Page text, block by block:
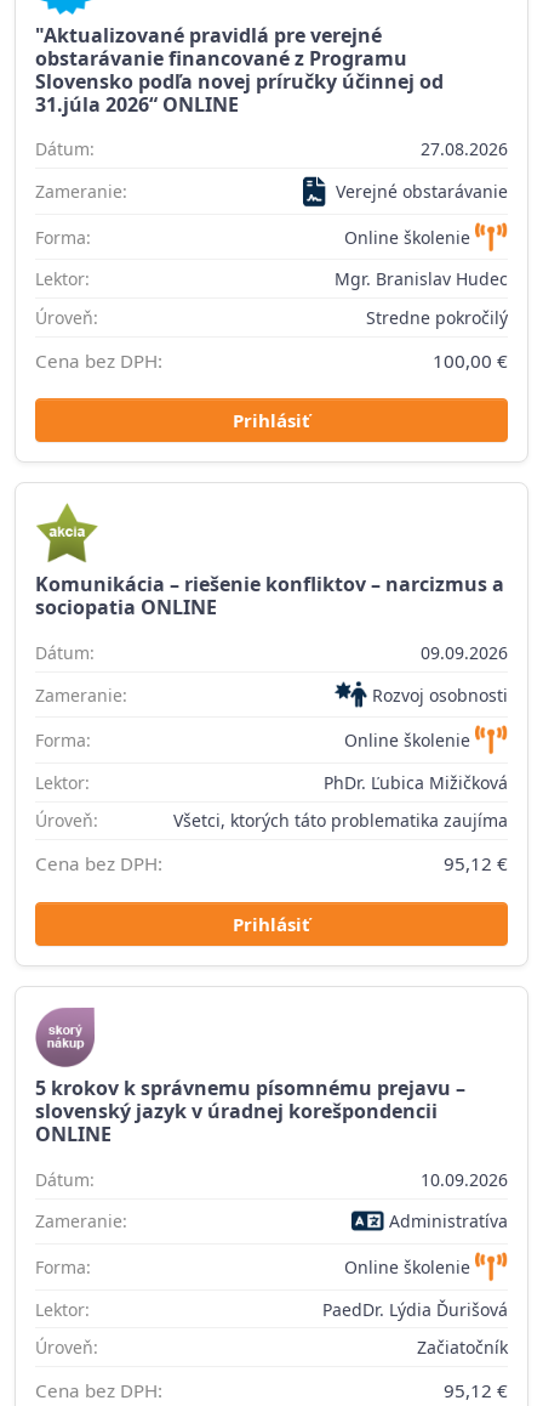
"Aktualizované pravidlá pre verejné
obstarávanie financované z Programu
Slovensko podľa novej príručky účinnej od
31.júla 2026“ ONLINE
Dátum:
27.08.2026
Zameranie:
Verejné obstarávanie
Forma:
Online školenie
Lektor:
Mgr. Branislav Hudec
Úroveň:
Stredne pokročilý
Cena bez DPH: 100,00 €
Prihlásiť
Komunikácia – riešenie konfliktov – narcizmus a
sociopatia ONLINE
Dátum:
09.09.2026
Zameranie:
Rozvoj osobnosti
Forma:
Online školenie
Lektor:
PhDr. Ľubica Mižičková
Úroveň:
Všetci, ktorých táto problematika zaujíma
Cena bez DPH: 95,12 €
Prihlásiť
5 krokov k správnemu písomnému prejavu –
slovenský jazyk v úradnej korešpondencii
ONLINE
Dátum:
10.09.2026
Zameranie:
Administratíva
Forma:
Online školenie
Lektor:
PaedDr. Lýdia Ďurišová
Úroveň:
Začiatočník
Cena bez DPH: 95,12 €